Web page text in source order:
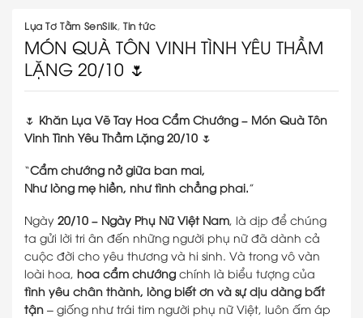
Lụa Tơ Tằm SenSilk,Tin tức
MÓN QUÀ TÔN VINH TÌNH YÊU THẦM
LẶNG 20/10 🌷
🌷 Khăn Lụa Vẽ Tay Hoa Cẩm Chướng – Món Quà Tôn
Vinh Tình Yêu Thầm Lặng 20/10 🌷
“Cẩm chướng nở giữa ban mai,
Như lòng mẹ hiền, như tình chẳng phai.”
Ngày 20/10 – Ngày Phụ Nữ Việt Nam, là dịp để chúng
ta gửi lời tri ân đến những người phụ nữ đã dành cả
cuộc đời cho yêu thương và hi sinh. Và trong vô vàn
loài hoa, hoa cẩm chướng chính là biểu tượng của
tình yêu chân thành, lòng biết ơn và sự dịu dàng bất
tận – giống như trái tim người phụ nữ Việt, luôn ấm áp